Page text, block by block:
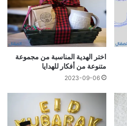
اختر الهدية المناسبة من مجموعة
متنوعة من أفكار للهدايا
2023-09-06